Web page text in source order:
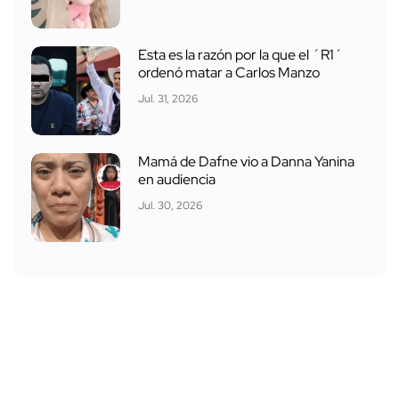
Esta es la razón por la que el ´R1´
ordenó matar a Carlos Manzo
Jul. 31, 2026
Mamá de Dafne vio a Danna Yanina
en audiencia
Jul. 30, 2026